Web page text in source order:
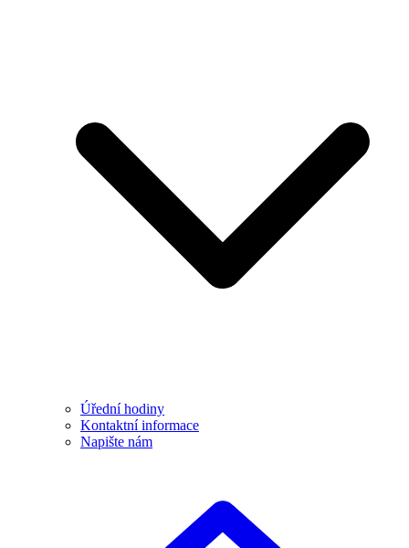
Úřední hodiny
Kontaktní informace
Napište nám